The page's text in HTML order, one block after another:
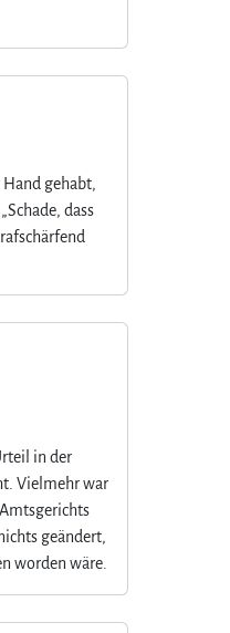
gehabt,
dass
in der
Vielmehr war
geändert,
worden wäre.